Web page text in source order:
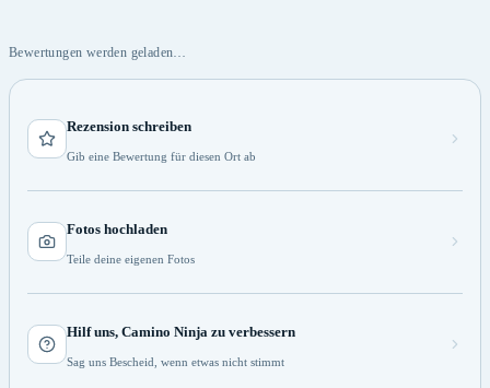
Bewertungen werden geladen…
Rezension schreiben
Gib eine Bewertung für diesen Ort ab
Fotos hochladen
Teile deine eigenen Fotos
Hilf uns, Camino Ninja zu verbessern
Sag uns Bescheid, wenn etwas nicht stimmt